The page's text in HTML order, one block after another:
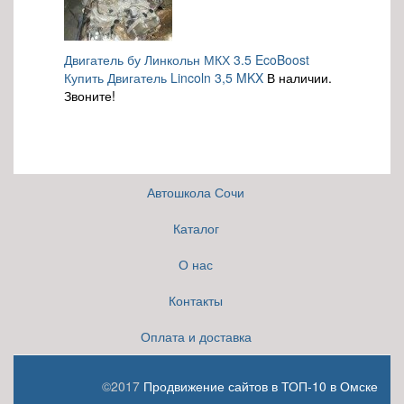
Двигатель бу Линкольн МКХ 3.5 EcoBoost
Купить Двигатель Lincoln 3,5 MKX В наличии.
Звоните!
Автошкола Сочи
Каталог
О нас
Контакты
Оплата и доставка
©2017 Продвижение сайтов в ТОП-10 в Омске